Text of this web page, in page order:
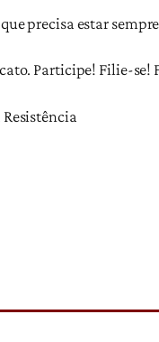
precisa estar
Participe! Filie-se!